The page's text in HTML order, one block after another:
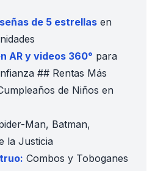
de 5 estrellas en
AR y videos 360° para
## Rentas Más
de Niños en
Man, Batman,
la Justicia
Combos y Toboganes